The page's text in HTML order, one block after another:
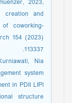
2023,
creation and
coworking-
154 (2023)
113337.
Nia
system
in PDII LIPI
structure